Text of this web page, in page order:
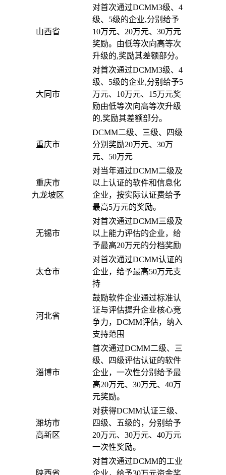
山西省
对首次通过DCMM3级、4
级、5级的企业,分别给予
10万元、20万元、30万元
奖励。由低等次向高等次
升级的,奖励其差额部分。
大同市
对首次通过DCMM3级、4
级、5级的企业,分别给予5
万元、10万元、15万元奖
励由低等次向高等次升级
的,奖励其差额部分。
重庆市
DCMM二级、三级、四级
分别奖励20万元、30万
元、50万元
重庆市
九龙坡区
对当年通过DCMM二级及
以上认证的软件和信息化
企业，按实际认证费给予
最高5万元的奖励。
无锡市
对首次通过DCMM三级及
以上能力评估的企业，给
予最高20万元的分档奖励
太仓市
对首次通过DCMM认证的
企业，给予最高50万元支
持
河北省
鼓励软件企业通过标准认
证与评估提升企业核心竞
争力，DCMM评估，纳入
支持范围
淄博市
首次通过DCMM二级、三
级、四级评估认证的软件
企业，一次性分别给予最
高20万元、30万元、40万
元奖励。
潍坊市
高新区
对获得DCMM认证三级、
四级、五级的，分别给予
20万元、30万元、40万元
一次性奖励。
陕西省
对首次通过DCMM的工业
企业，给予30万元资金奖